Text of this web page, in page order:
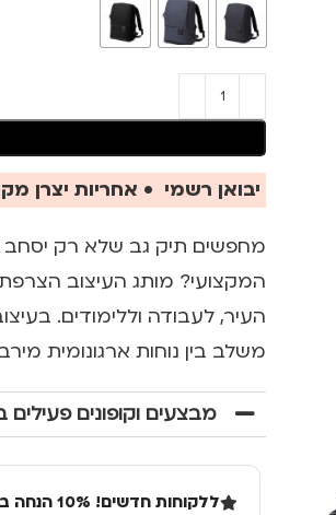
יבואן רשמי • אחריות יצרן
מחפשים תיק גב שלא רק
העיר, לעבודה וללימודים.
משלב בין נוחות ארגונומית
מבצעים וקופונים
ללקוחות חדשים! 10% הנחה בקנייה ראשונה מעל 100 שקל באתר.